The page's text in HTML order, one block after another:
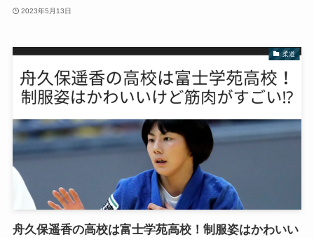
2023年5月13日
柔道
舟久保遥香の高校は富士学苑高校！制服姿はかわいい